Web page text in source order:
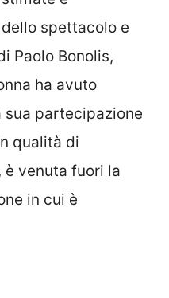
spettacolo e
Paolo Bonolis,
ha avuto
sua partecipazione
qualità di
venuta fuori la
in cui è